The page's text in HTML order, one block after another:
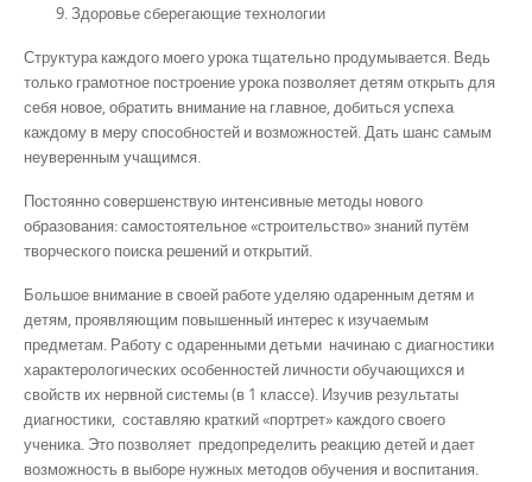
Здоровье сберегающие технологии
Структура каждого моего урока тщательно продумывается. Ведь
только грамотное построение урока позволяет детям открыть для
себя новое, обратить внимание на главное, добиться успеха
каждому в меру способностей и возможностей. Дать шанс самым
неуверенным учащимся.
Постоянно совершенствую интенсивные методы нового
образования: самостоятельное «строительство» знаний путём
творческого поиска решений и открытий.
Большое внимание в своей работе уделяю одаренным детям и
детям, проявляющим повышенный интерес к изучаемым
предметам. Работу с одаренными детьми начинаю с диагностики
характерологических особенностей личности обучающихся и
свойств их нервной системы (в 1 классе). Изучив результаты
диагностики, составляю краткий «портрет» каждого своего
ученика. Это позволяет предопределить реакцию детей и дает
возможность в выборе нужных методов обучения и воспитания.